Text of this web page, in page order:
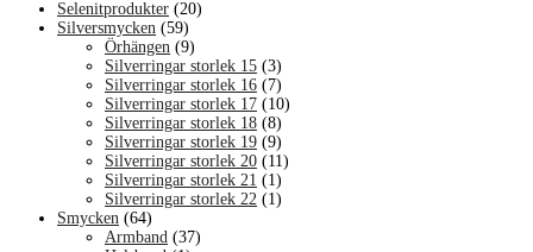
Selenitprodukter (20)
Silversmycken (59)
Örhängen (9)
Silverringar storlek 15 (3)
Silverringar storlek 16 (7)
Silverringar storlek 17 (10)
Silverringar storlek 18 (8)
Silverringar storlek 19 (9)
Silverringar storlek 20 (11)
Silverringar storlek 21 (1)
Silverringar storlek 22 (1)
Smycken (64)
Armband (37)